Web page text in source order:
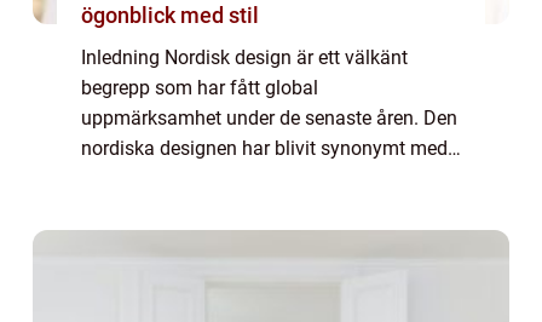
ögonblick med stil
Inledning Nordisk design är ett välkänt
begrepp som har fått global
uppmärksamhet under de senaste åren. Den
nordiska designen har blivit synonymt med